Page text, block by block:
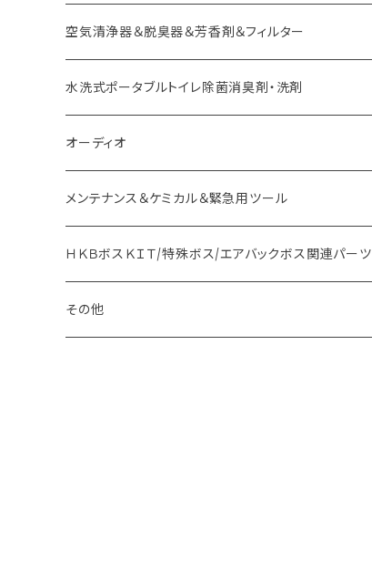
空気清浄器＆脱臭器＆芳香剤＆フィルター
水洗式ポータブルトイレ除菌消臭剤・洗剤
オーディオ
メンテナンス＆ケミカル＆緊急用ツール
ＨＫＢボスＫＩＴ/特殊ボス/エアバックボス関連パーツ
その他